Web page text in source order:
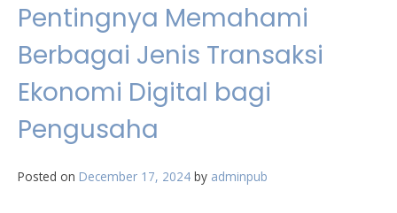
Pentingnya Memahami
Berbagai Jenis Transaksi
Ekonomi Digital bagi
Pengusaha
Posted on December 17, 2024 by adminpub